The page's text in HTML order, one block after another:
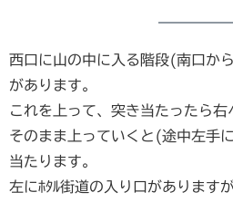
西口に山の中に入る階段(南口か
があります。
これを上って、突き当たったら右
そのまま上っていくと(途中左手
当たります。
左にﾎﾀﾙ街道の入り口があります